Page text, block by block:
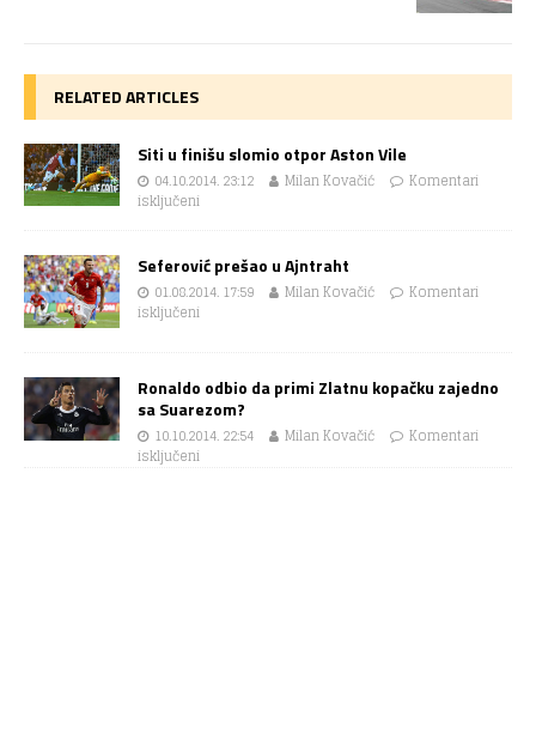
RELATED ARTICLES
Siti u finišu slomio otpor Aston Vile
04.10.2014. 23:12 Milan Kovačić
Komentari
isključeni
Seferović prešao u Ajntraht
01.08.2014. 17:59 Milan Kovačić
Komentari
isključeni
Ronaldo odbio da primi Zlatnu kopačku zajedno
sa Suarezom?
10.10.2014. 22:54 Milan Kovačić
Komentari
isključeni